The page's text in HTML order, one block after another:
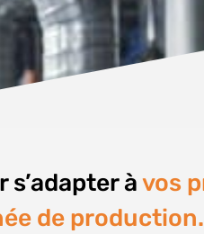
àvos
de production.